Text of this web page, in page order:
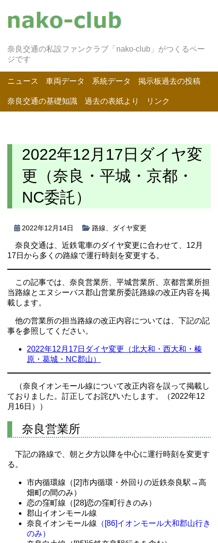
奈良交通の私設ファンクラブ「nako-club」がつくるペー
ジです
ニュース 車両データ 系統データ 掲示板過去の投稿
奈良交通の基礎知識 過去の表紙より リンク
2022年12月17日ダイヤ変
更（奈良・平城・京都・
NC委託）
2022年12月14日 路線 ダイヤ変更
奈良交通は、近鉄電車のダイヤ変更に合わせて、12月
17日から多くの路線で運行時刻を変更する。
この記事では、奈良営業所、平城営業所、京都営業所担
当路線とエヌシーバス郡山営業所委託路線の改正内容を掲
載します。
他の営業所の担当路線の改正内容については、下記の記
事を参照してください。
2022年12月17日ダイヤ変更（北大和・西大和・榛
原・葛城・NC郡山）
（奈良イオンモール線について改正内容を誤って掲載し
ておりました。訂正してお詫びいたします。（2022年12
月16日））
奈良営業所
下記の路線で、朝と夕方以降を中心に運行時刻を変更す
る。
市内循環線（[2]市内循環・外回りの近鉄奈良駅→高
畑町の間のみ）
恋の窪町線（[28]恋の窪町行きのみ）
郡山イオンモール線
奈良イオンモール線 （[86]イオンモール大和郡山行き
のみ）